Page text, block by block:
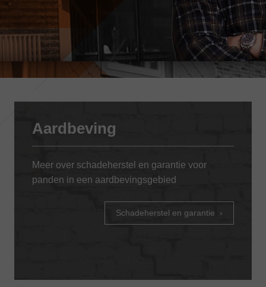
Aardbeving
Meer over schadeherstel en garantie voor
panden in een aardbevingsgebied
Schadeherstel en garantie